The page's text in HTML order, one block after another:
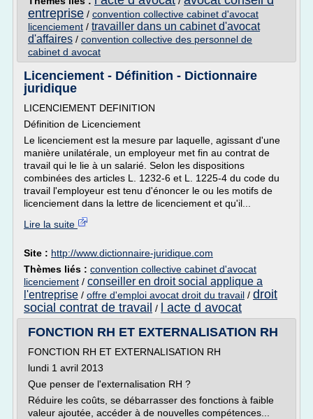
entreprise / convention collective cabinet d'avocat
licenciement / travailler dans un cabinet d'avocat
d'affaires / convention collective des personnel de
cabinet d avocat
Licenciement - Définition - Dictionnaire
juridique
LICENCIEMENT DEFINITION
Définition de Licenciement
Le licenciement est la mesure par laquelle, agissant d'une
manière unilatérale, un employeur met fin au contrat de
travail qui le lie à un salarié. Selon les dispositions
combinées des articles L. 1232-6 et L. 1225-4 du code du
travail l'employeur est tenu d'énoncer le ou les motifs de
licenciement dans la lettre de licenciement et qu'il...
Lire la suite
Site : http://www.dictionnaire-juridique.com
Thèmes liés : convention collective cabinet d'avocat
licenciement / conseiller en droit social applique a
l'entreprise / offre d'emploi avocat droit du travail / droit
social contrat de travail /
l acte d avocat
FONCTION RH ET EXTERNALISATION RH
FONCTION RH ET EXTERNALISATION RH
lundi 1 avril 2013
Que penser de l'externalisation RH ?
Réduire les coûts, se débarrasser des fonctions à faible
valeur ajoutée, accéder à de nouvelles compétences...